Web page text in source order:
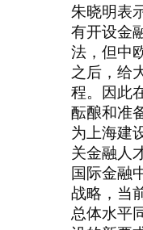
朱晓明表
有开设金
法，但中
之后，给
程。因此
酝酿和准
为上海建
关金融人
国际金融
战略，当
总体水平